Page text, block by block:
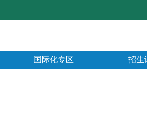
国际化专区 招生